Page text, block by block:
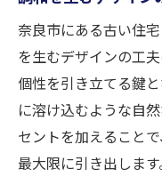
奈良市にある古い住
を生むデザインの工
個性を引き立てる鍵
に溶け込むような自
セントを加えること
最大限に引き出しま